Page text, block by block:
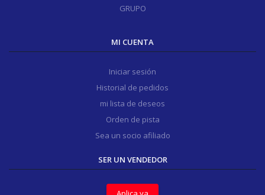
GRUPO
MI CUENTA
Iniciar sesión
Historial de pedidos
mi lista de deseos
Orden de pista
Sea un socio afiliado
SER UN VENDEDOR